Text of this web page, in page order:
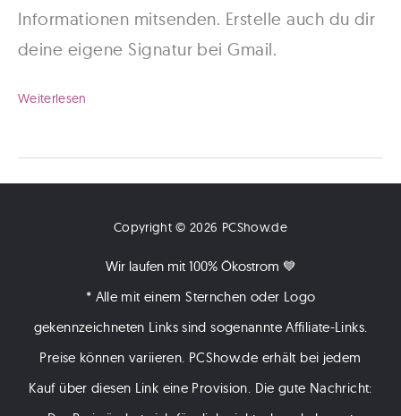
Informationen mitsenden. Erstelle auch du dir
deine eigene Signatur bei Gmail.
Gmail
–
Gestalte
Weiterlesen
Copyright © 2026 PCShow.de
Wir laufen mit 100% Ökostrom 💙
* Alle mit einem Sternchen oder Logo
gekennzeichneten Links sind sogenannte Affiliate-Links.
Preise können variieren. PCShow.de erhält bei jedem
Kauf über diesen Link eine Provision. Die gute Nachricht: